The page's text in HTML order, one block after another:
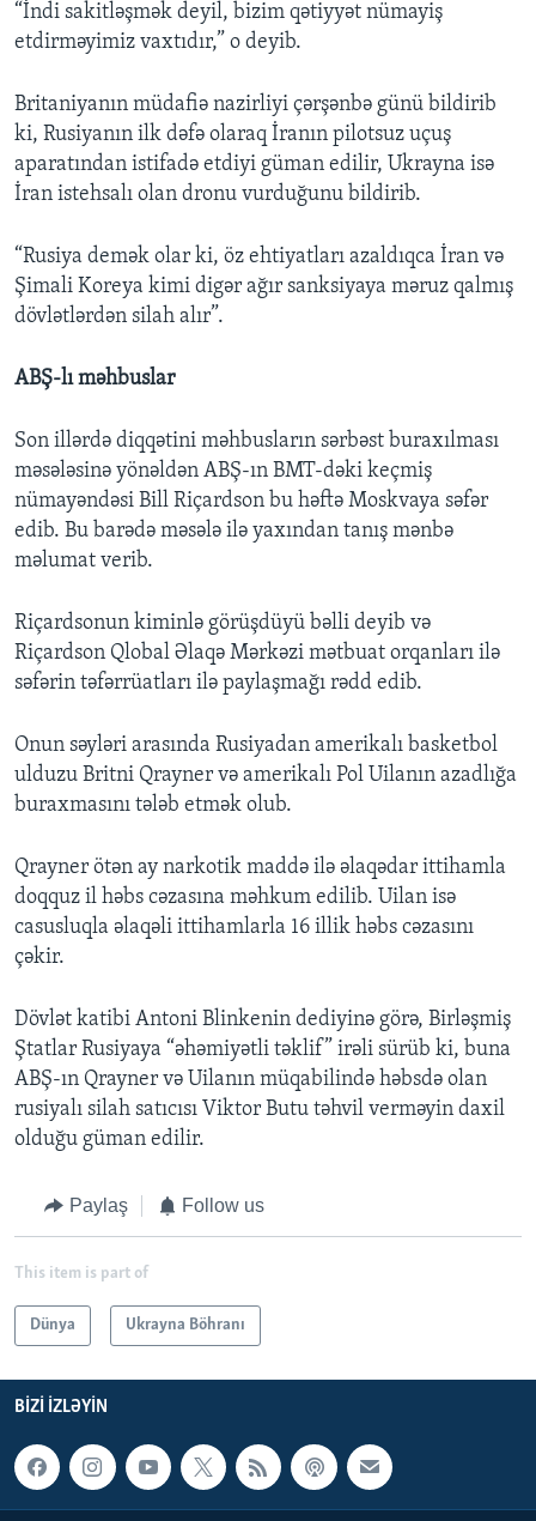
“İndi sakitləşmək deyil, bizim qətiyyət nümayiş
etdirməyimiz vaxtıdır,” o deyib.
Britaniyanın müdafiə nazirliyi çərşənbə günü bildirib
ki, Rusiyanın ilk dəfə olaraq İranın pilotsuz uçuş
aparatından istifadə etdiyi güman edilir, Ukrayna isə
İran istehsalı olan dronu vurduğunu bildirib.
“Rusiya demək olar ki, öz ehtiyatları azaldıqca İran və
Şimali Koreya kimi digər ağır sanksiyaya məruz qalmış
dövlətlərdən silah alır”.
ABŞ-lı məhbuslar
Son illərdə diqqətini məhbusların sərbəst buraxılması
məsələsinə yönəldən ABŞ-ın BMT-dəki keçmiş
nümayəndəsi Bill Riçardson bu həftə Moskvaya səfər
edib. Bu barədə məsələ ilə yaxından tanış mənbə
məlumat verib.
Riçardsonun kiminlə görüşdüyü bəlli deyib və
Riçardson Qlobal Əlaqə Mərkəzi mətbuat orqanları ilə
səfərin təfərrüatları ilə paylaşmağı rədd edib.
Onun səyləri arasında Rusiyadan amerikalı basketbol
ulduzu Britni Qrayner və amerikalı Pol Uilanın azadlığa
buraxmasını tələb etmək olub.
Qrayner ötən ay narkotik maddə ilə əlaqədar ittihamla
doqquz il həbs cəzasına məhkum edilib. Uilan isə
casusluqla əlaqəli ittihamlarla 16 illik həbs cəzasını
çəkir.
Dövlət katibi Antoni Blinkenin dediyinə görə, Birləşmiş
Ştatlar Rusiyaya “əhəmiyətli təklif” irəli sürüb ki, buna
ABŞ-ın Qrayner və Uilanın müqabilində həbsdə olan
rusiyalı silah satıcısı Viktor Butu təhvil verməyin daxil
olduğu güman edilir.
Paylaş Follow us
This item is part of
Dünya Ukrayna Böhranı
BIZI IZLƏYIN